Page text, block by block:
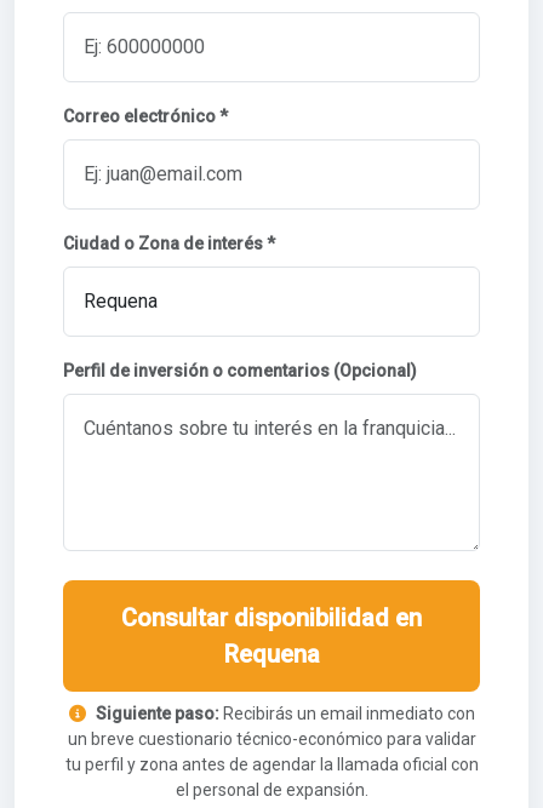
Correo electrónico *
Ciudad o Zona de interés *
Perfil de inversión o comentarios (Opcional)
Consultar disponibilidad en
Requena
Siguiente paso:Recibirás un email inmediato con
un breve cuestionario técnico-económico para validar
tu perfil y zona antes de agendar la llamada oficial con
el personal de expansión.